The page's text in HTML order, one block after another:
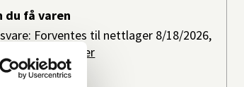
du få varen
Forventes til nettlager 8/18/2026,
Les mer
i butikk